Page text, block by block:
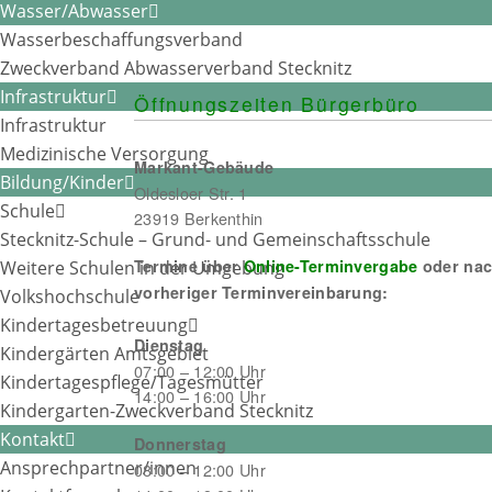
Wasser/Abwasser
Wasserbeschaffungsverband
Zweckverband Abwasserverband Stecknitz
Infrastruktur
Infrastruktur
Medizinische Versorgung
Bildung/Kinder
Schule
Stecknitz-Schule – Grund- und Gemeinschaftsschule
Weitere Schulen in der Umgebung
Volkshochschule
Kindertagesbetreuung
Kindergärten Amtsgebiet
Kindertagespflege/Tagesmütter
Kindergarten-Zweckverband Stecknitz
Kontakt
Ansprechpartner/innen
post:
Ganztagsbetreuung bezahlen
Öffnungszeiten Bürgerbüro
Markant-Gebäude
Oldesloer Str. 1
23919 Berkenthin
Termine überOnline-Terminvergabe oder
vorheriger Terminvereinbarung:
Dienstag
07:00 – 12:00 Uhr
14:00 – 16:00 Uhr
Donnerstag
08:00 – 12:00 Uhr